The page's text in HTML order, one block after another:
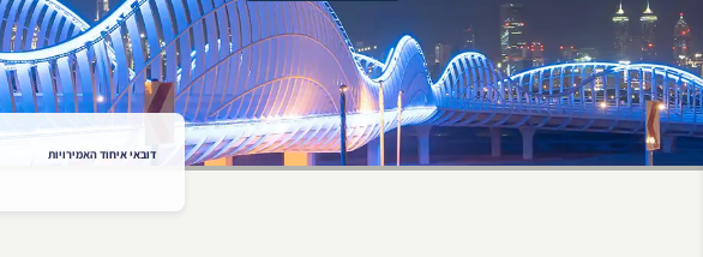
דובאי איחוד האמירויות